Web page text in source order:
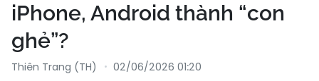
iPhone, Android thành “con
ghẻ”?
Thiên Trang (TH) 02/06/2026 01:20